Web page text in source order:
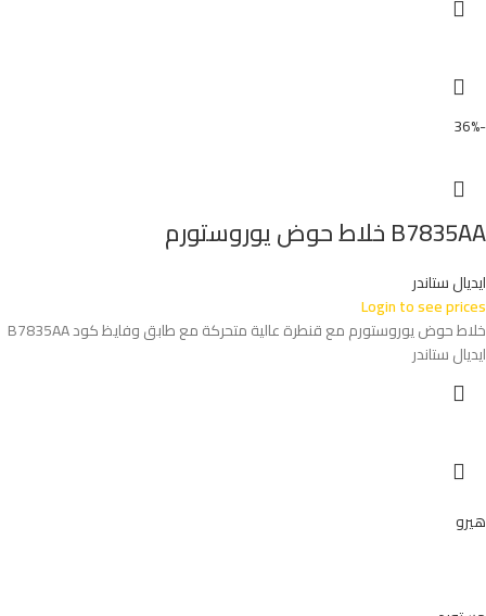
-36%
B7835AA خلاط حوض يوروستورم
ايديال ستاندر
Login to see prices
خلاط حوض يوروستورم مع قنطرة عالية متحركة مع طابق وفايظ كود B7835AA
ايديال ستاندر
هيرو